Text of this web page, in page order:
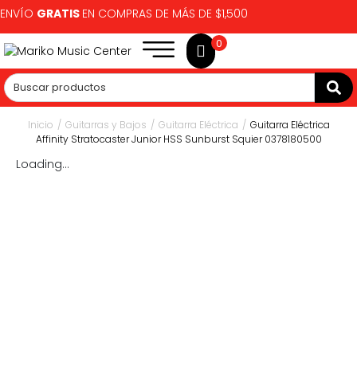
ENVÍO GRATIS EN COMPRAS DE MÁS DE $1,500
0
Inicio / Guitarras y Bajos / Guitarra Eléctrica / Guitarra Eléctrica
Affinity Stratocaster Junior HSS Sunburst Squier 0378180500
Loading...